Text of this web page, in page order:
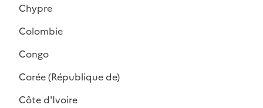
Chypre
Colombie
Congo
Corée (République de)
Côte d'Ivoire